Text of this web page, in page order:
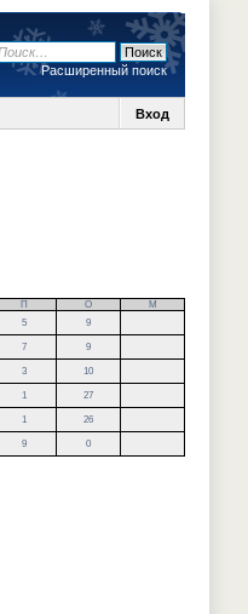
Расширенный поиск
Вход
П О
М
5 9
7 9
3 10
1 27
1 26
9 0